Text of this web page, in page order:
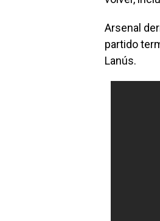
Arsenal
partido
Lanús.